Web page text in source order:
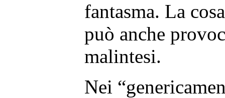
fantasma. La
può anche
malintesi.
Nei